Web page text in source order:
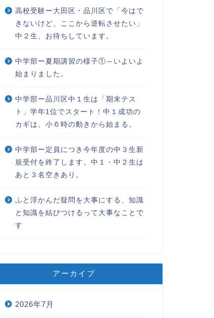
高校受験ー大田区・品川区で「今はで
きないけど、ここから逆転させたい」
中２生、お待ちしています。
中学部ー夏期講習の様子①～いよいよ
始まりました。
中学部ー品川区中１生は「期末テス
ト」学年1位でスタート！中１成功の
カギは、小６時の動きから始まる。
中学部ー定員につき今年度の中３生新
規受付を終了します。中１・中２生は
あと３名空きあり。
ふと浮かんだ疑問を大事にする、知識
と知識を結びつけるって大事なことで
す
アーカイブ
2026年7月